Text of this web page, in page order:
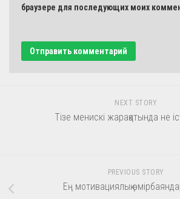
браузере для последующих моих
NEXT STORY
Тізе менискі жарақатында не
PREVIOUS STORY
Ең мотивациялық